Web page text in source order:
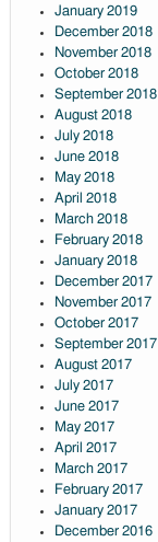
January 2019
December 2018
November 2018
October 2018
September 2018
August 2018
July 2018
June 2018
May 2018
April 2018
March 2018
February 2018
January 2018
December 2017
November 2017
October 2017
September 2017
August 2017
July 2017
June 2017
May 2017
April 2017
March 2017
February 2017
January 2017
December 2016